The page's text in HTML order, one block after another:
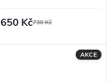
650 Kč730 Kč
AKCE